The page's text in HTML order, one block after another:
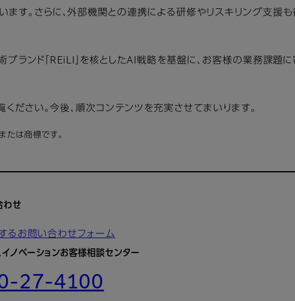
す。さらに、外部機関との連携による研修やリスキリング支援
ランド「REiLI」を核としたAI戦略を基盤に、お客様の業務課題
ください。今後、順次コンテンツを充実させてまいります。
は商標です。
わせ
るお問い合わせフォーム
ノベーションお客様相談センター
27-4100